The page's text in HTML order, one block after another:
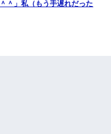
＾」私（もう手遅れだった